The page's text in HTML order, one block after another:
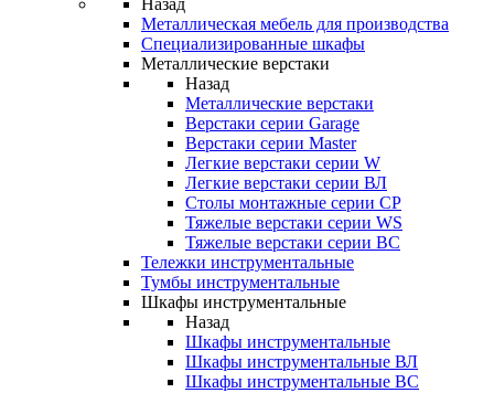
Назад
Металлическая мебель для производства
Cпециализированные шкафы
Металлические верстаки
Назад
Металлические верстаки
Верстаки серии Garage
Верстаки серии Master
Легкие верстаки серии W
Легкие верстаки серии ВЛ
Столы монтажные серии СР
Тяжелые верстаки серии WS
Тяжелые верстаки серии ВС
Тележки инструментальные
Тумбы инструментальные
Шкафы инструментальные
Назад
Шкафы инструментальные
Шкафы инструментальные ВЛ
Шкафы инструментальные ВС